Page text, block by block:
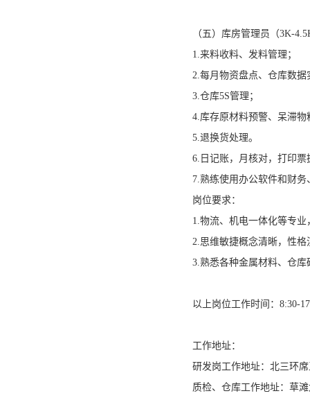
（五）库房管理员（3K-
1.来料收料、发料管理；
2.每月物资盘点、仓库数据
3.仓库5S管理；
4.库存原材料预警、呆滞物
5.退换货处理。
6.日记账，月核对，打印票
7.熟练使用办公软件和财务
岗位要求：
1.物流、机电一体化等专
2.思维敏捷概念清晰，性
3.熟悉各种金属材料、仓库
以上岗位工作时间：8:30-
工作地址：
研发岗工作地址：北三环
质检、仓库工作地址：草